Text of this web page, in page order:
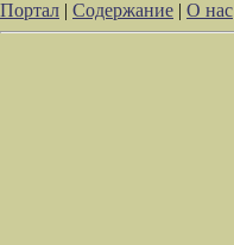
Портал | Содержание | О нас